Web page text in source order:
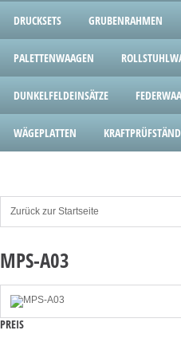
DRUCKSETS GRUBENRAHMEN
PALETTENWAAGEN
DUNKELFELDEINSÄTZE
WÄGEPLATTEN
Zurück zur Startseite
MPS-A03
PREIS